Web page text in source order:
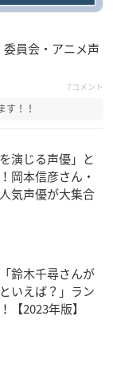
員会・アニメ声
7コメント
す！！
演じる声優」と
岡本信彦さん・
気声優が大集合
鈴木千尋さんが
いえば？」ラン
【2023年版】